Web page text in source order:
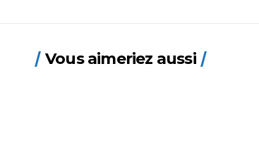
Vous aimeriez aussi